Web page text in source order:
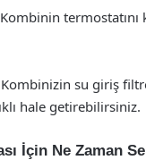
termostatını
su giriş
hale getirebilirsiniz.
İçin Ne Zaman